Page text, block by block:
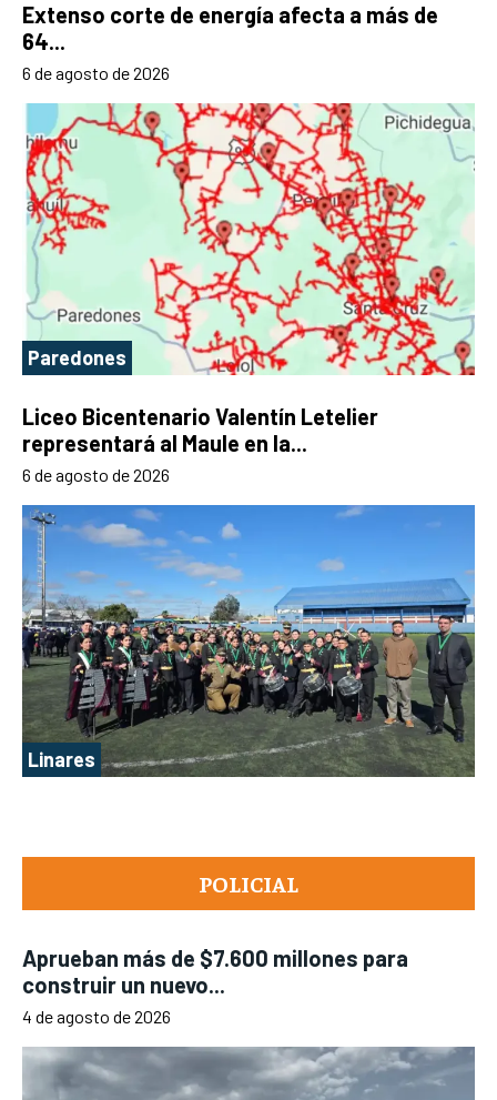
POLICIAL
Aprueban más de $7.600 millones para
construir un nuevo...
4 de agosto de 2026
Extenso corte de energía afecta a más de
64...
6 de agosto de 2026
Paredones
Liceo Bicentenario Valentín Letelier
representará al Maule en la...
6 de agosto de 2026
Linares